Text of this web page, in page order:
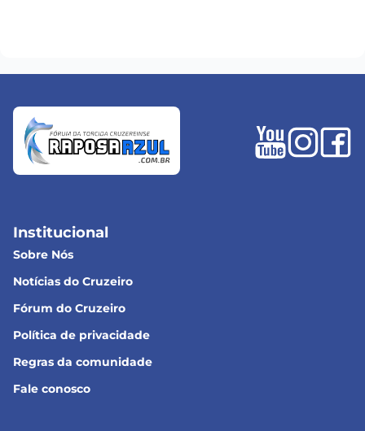
Institucional
Sobre Nós
Notícias do Cruzeiro
Fórum do Cruzeiro
Política de privacidade
Regras da comunidade
Fale conosco